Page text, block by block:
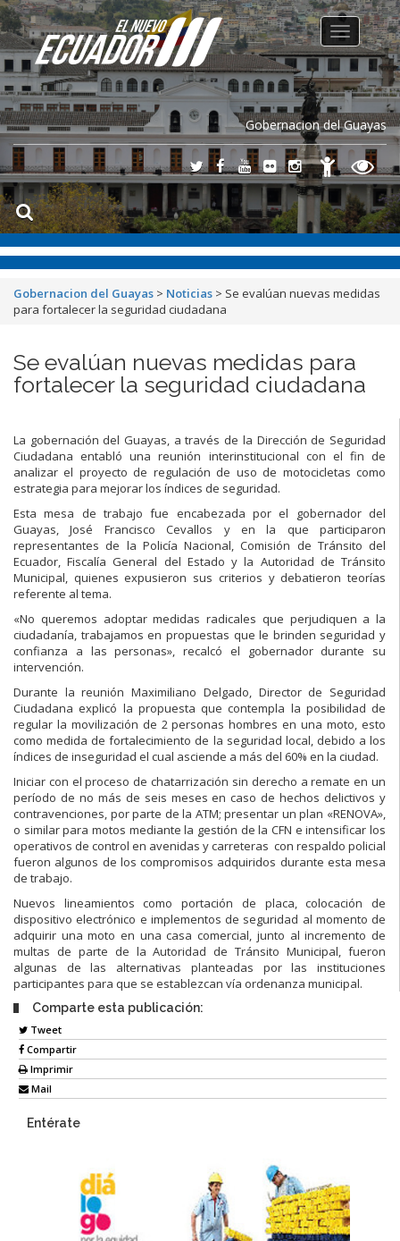
Gobernacion del Guayas
Toggle
navigation
Gobernacion del Guayas > Noticias > Se evalúan nuevas medidas
para fortalecer la seguridad ciudadana
Se evalúan nuevas medidas para
fortalecer la seguridad ciudadana
La gobernación del Guayas, a través de la Dirección de Seguridad
Ciudadana entabló una reunión interinstitucional con el fin de
analizar el proyecto de regulación de uso de motocicletas como
estrategia para mejorar los índices de seguridad.
Esta mesa de trabajo fue encabezada por el gobernador del
Guayas, José Francisco Cevallos y en la que participaron
representantes de la Policía Nacional, Comisión de Tránsito del
Ecuador, Fiscalía General del Estado y la Autoridad de Tránsito
Municipal, quienes expusieron sus criterios y debatieron teorías
referente al tema.
«No queremos adoptar medidas radicales que perjudiquen a la
ciudadanía, trabajamos en propuestas que le brinden seguridad y
confianza a las personas», recalcó el gobernador durante su
intervención.
Durante la reunión Maximiliano Delgado, Director de Seguridad
Ciudadana explicó la propuesta que contempla la posibilidad de
regular la movilización de 2 personas hombres en una moto, esto
como medida de fortalecimiento de la seguridad local, debido a los
índices de inseguridad el cual asciende a más del 60% en la ciudad.
Iniciar con el proceso de chatarrización sin derecho a remate en un
período de no más de seis meses en caso de hechos delictivos y
contravenciones, por parte de la ATM; presentar un plan «RENOVA»,
o similar para motos mediante la gestión de la CFN e intensificar los
operativos de control en avenidas y carreteras con respaldo policial
fueron algunos de los compromisos adquiridos durante esta mesa
de trabajo.
Nuevos lineamientos como portación de placa, colocación de
dispositivo electrónico e implementos de seguridad al momento de
adquirir una moto en una casa comercial, junto al incremento de
multas de parte de la Autoridad de Tránsito Municipal, fueron
algunas de las alternativas planteadas por las instituciones
participantes para que se establezcan vía ordenanza municipal.
Comparte esta publicación:
Tweet
Compartir
Imprimir
Mail
Entérate